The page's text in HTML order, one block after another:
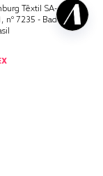
Têxtil SA- CNPJ
nº 7235 - Badenfurt,